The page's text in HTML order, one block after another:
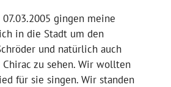
gingen meine
in die Stadt um den
und natürlich auch
zu sehen. Wir wollten
für sie singen. Wir standen